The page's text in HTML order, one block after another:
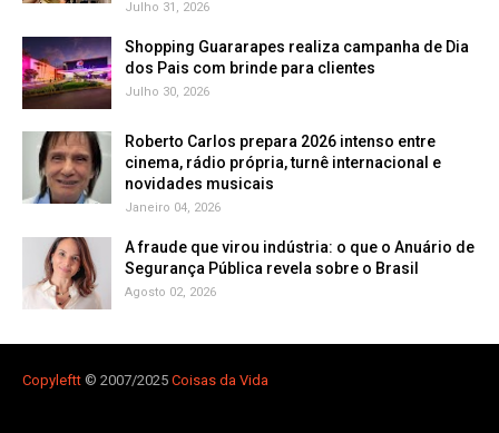
Julho 31, 2026
Shopping Guararapes realiza campanha de Dia
dos Pais com brinde para clientes
Julho 30, 2026
Roberto Carlos prepara 2026 intenso entre
cinema, rádio própria, turnê internacional e
novidades musicais
Janeiro 04, 2026
A fraude que virou indústria: o que o Anuário de
Segurança Pública revela sobre o Brasil
Agosto 02, 2026
Copyleftt © 2007/2025 Coisas da Vida